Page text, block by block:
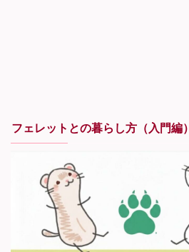
フェレットとの暮らし方（入門編）